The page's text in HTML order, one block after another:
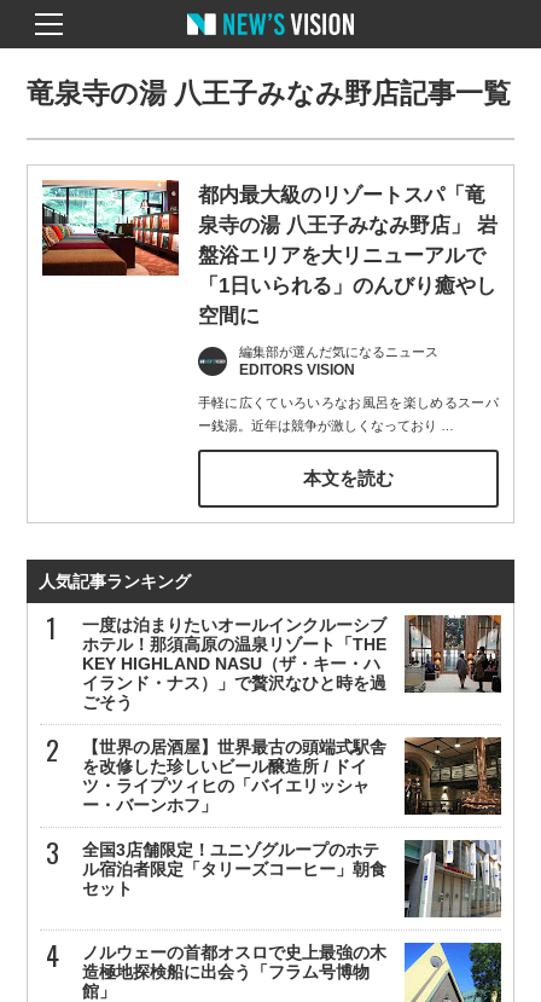
竜泉寺の湯 八王子みなみ野店記事一覧
都内最大級のリゾートスパ「竜
泉寺の湯 八王子みなみ野店」 岩
盤浴エリアを大リニューアルで
「1日いられる」のんびり癒やし
空間に
編集部が選んだ気になるニュース
EDITORS VISION
手軽に広くていろいろなお風呂を楽しめるスーパ
ー銭湯。近年は競争が激しくなっており
本文を読む
人気記事ランキング
一度は泊まりたいオールインクルーシブ
ホテル！那須高原の温泉リゾート「THE
KEY HIGHLAND NASU（ザ・キー・ハ
イランド・ナス）」で贅沢なひと時を過
ごそう
【世界の居酒屋】世界最古の頭端式駅舎
を改修した珍しいビール醸造所 / ドイ
ツ・ライプツィヒの「バイエリッシャ
ー・バーンホフ」
全国3店舗限定！ユニゾグループのホテ
ル宿泊者限定「タリーズコーヒー」朝食
セット
ノルウェーの首都オスロで史上最強の木
造極地探検船に出会う「フラム号博物
館」